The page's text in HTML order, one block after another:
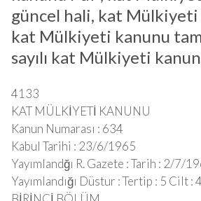
güncel hali, kat
kat Mülkiyeti kanunu
sayılı kat Mülkiyeti
4133
KAT MÜLKİYETİ KANUNU
Kanun Numarası : 634
Kabul Tarihi : 23/6/1965
Yayımlandğı R. Gazete : Tarih : 2/7/
Yayımlandığı Düstur : Tertip : 5 Cilt :